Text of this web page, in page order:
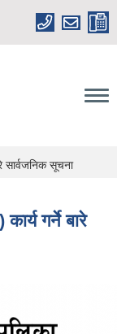
सार्वजनिक सूचना
गर्ने बारे